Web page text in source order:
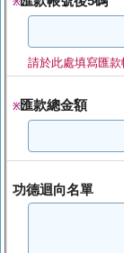
※
請於此處填寫匯
※匯款總金額
功德迴向名單